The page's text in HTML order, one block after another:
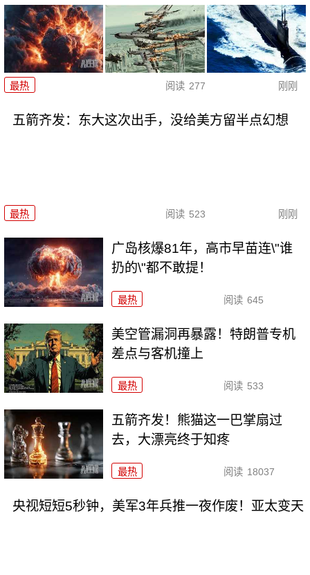
最热 阅读 277 刚刚
五箭齐发：东大这次出手，没给美方留半点幻想
最热 阅读 523 刚刚
广岛核爆81年，高市早苗连\"谁
扔的\"都不敢提！
最热 阅读 645
美空管漏洞再暴露！特朗普专机
差点与客机撞上
最热 阅读 533
五箭齐发！熊猫这一巴掌扇过
去，大漂亮终于知疼
最热 阅读 18037
央视短短5秒钟，美军3年兵推一夜作废！亚太变天